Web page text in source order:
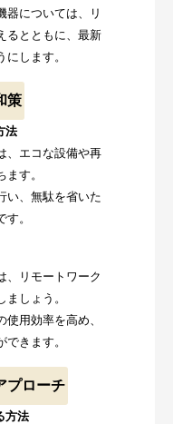
器については、リ
るとともに、最新
します。
策
法
、エコな設備や再
す。
い、無駄を省いた
。
、リモートワーク
しょう。
用効率を高め、
きます。
プローチ
方法